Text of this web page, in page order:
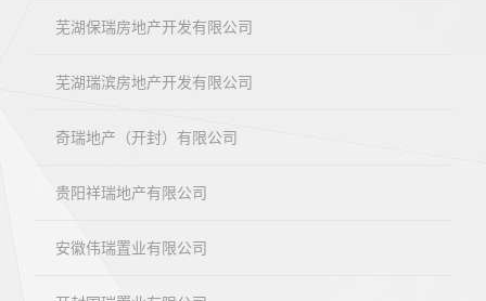
芜湖保瑞房地产开发有限公司
芜湖瑞滨房地产开发有限公司
奇瑞地产（开封）有限公司
贵阳祥瑞地产有限公司
安徽伟瑞置业有限公司